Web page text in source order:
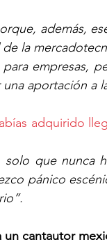
además,
la
empresas,
aportación a
adquirido
que nunca
pánico
cantautor